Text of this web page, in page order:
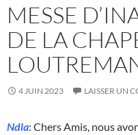
MESSE
DE LA
4 JUIN 2023 LAISSER UN
Ndla: Chers Amis, nous